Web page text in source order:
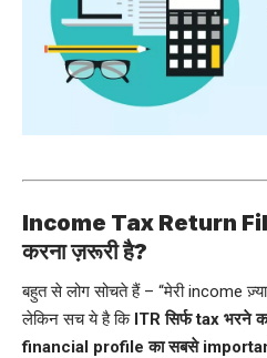
Income Tax Return
करना ज़रूरी है?
बहुत से लोग सोचते हैं – “मेरी income
लेकिन सच ये है कि ITR सिर्फ tax भरने
financial profile का सबसे